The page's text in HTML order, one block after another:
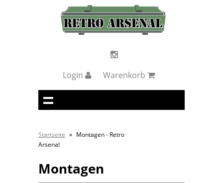
Login Warenkorb
Startseite » Montagen - Retro
Arsenal
Montagen